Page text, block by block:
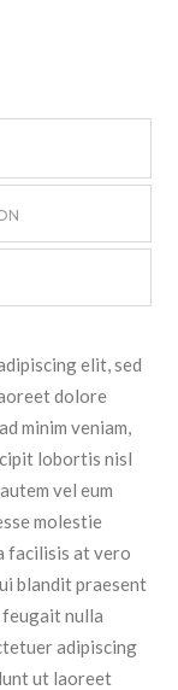
elit, sed
dolore
minim veniam,
lobortis nisl
vel eum
molestie
facilisis at vero
blandit praesent
nulla
adipiscing
ut laoreet